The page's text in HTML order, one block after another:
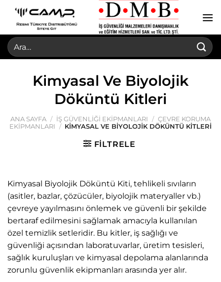
İçeriğe
Ara:
Kimyasal Ve Biyolojik
Döküntü Kitleri
ANA SAYFA / İŞ GÜVENLIĞI EKIPMANLARI / ÇEVRE KORUMA
EKIPMANLARI / KIMYASAL VE BIYOLOJIK DÖKÜNTÜ KITLERI
FILTRELE
Kimyasal Biyolojik Döküntü Kiti, tehlikeli sıvıların
(asitler, bazlar, çözücüler, biyolojik materyaller vb.)
çevreye yayılmasını önlemek ve güvenli bir şekilde
bertaraf edilmesini sağlamak amacıyla kullanılan
özel temizlik setleridir. Bu kitler, iş sağlığı ve
güvenliği açısından laboratuvarlar, üretim tesisleri,
sağlık kuruluşları ve kimyasal depolama alanlarında
zorunlu güvenlik ekipmanları arasında yer alır.